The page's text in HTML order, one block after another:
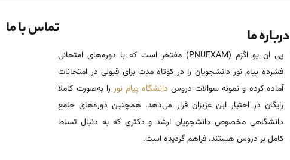
درباره ما
پی ان یو اگزم (PNUEXAM) مفتخر است که با دوره‌های امتحانی
فشرده پیام نور دانشجویان را در کوتاه مدت برای قبولی در امتحانات
آماده‌ کرده و نمونه سوالات دروس دانشگاه پیام نور را به‌صورت کاملا
رایگان در اختیار این عزیزان قرار می‌دهد. همچنین دوره‌های جامع
دانشگاهی مخصوص دانشجویان ارشد و دکتری که به دنبال تسلط
کامل بر دروس هستند، فراهم گردیده است.
تماس با ما